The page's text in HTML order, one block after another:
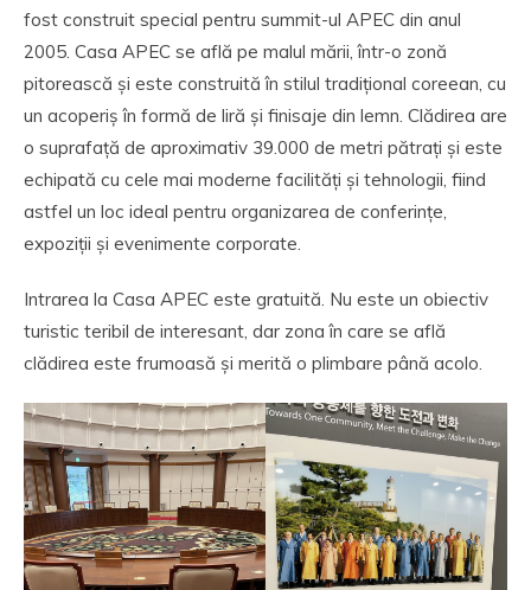
fost construit special pentru summit-ul APEC din anul
2005. Casa APEC se află pe malul mării, într-o zonă
pitorească și este construită în stilul tradițional coreean, cu
un acoperiș în formă de liră și finisaje din lemn. Clădirea are
o suprafață de aproximativ 39.000 de metri pătrați și este
echipată cu cele mai moderne facilități și tehnologii, fiind
astfel un loc ideal pentru organizarea de conferințe,
expoziții și evenimente corporate.
Intrarea la Casa APEC este gratuită. Nu este un obiectiv
turistic teribil de interesant, dar zona în care se află
clădirea este frumoasă și merită o plimbare până acolo.